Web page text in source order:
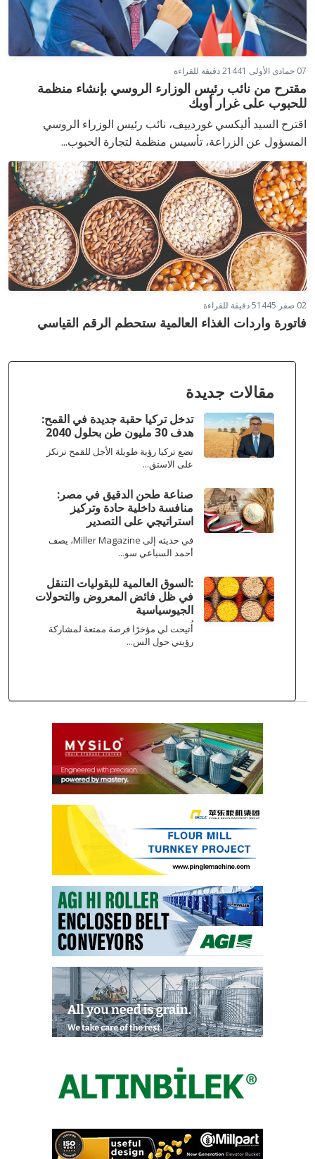
07 جمادى الأولى 1441 2 دقيقة للقراءة
مقترح من نائب رئيس الوزارء الروسي بإنشاء منظمة
للحبوب على غرار أوبك
اقترح السيد أليكسي غوردييف، نائب رئيس الوزراء الروسي
المسؤول عن الزراعة، تأسيس منظمة لتجارة الحبوب...
02 صفر 1445 5 دقيقة للقراءة
فاتورة واردات الغذاء العالمية ستحطم الرقم القياسي
مقالات جديدة
تدخل تركيا حقبة جديدة في القمح:
هدف 30 مليون طن بحلول 2040
تضع تركيا رؤية طويلة الأجل للقمح ترتكز
على الاستق...
صناعة طحن الدقيق في مصر:
منافسة داخلية حادة وتركيز
استراتيجي على التصدير
في حديثه إلى Miller Magazine، يصف
أحمد السباعي سو...
:السوق العالمية للبقوليات التنقل
في ظل فائض المعروض والتحولات
الجيوسياسية
أُتيحت لي مؤخرًا فرصة ممتعة لمشاركة
رؤيتي حول الس...